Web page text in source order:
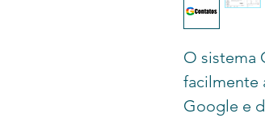
O sistema
facilmente
Google e